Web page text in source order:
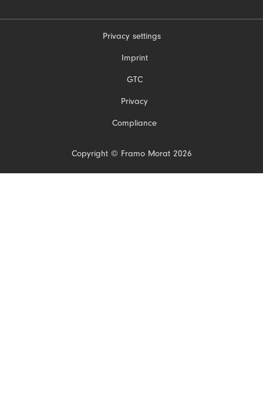
Copyright © Framo Morat 2026
Privacy settings
PomińImprint
GTC
Privacy
Compliance